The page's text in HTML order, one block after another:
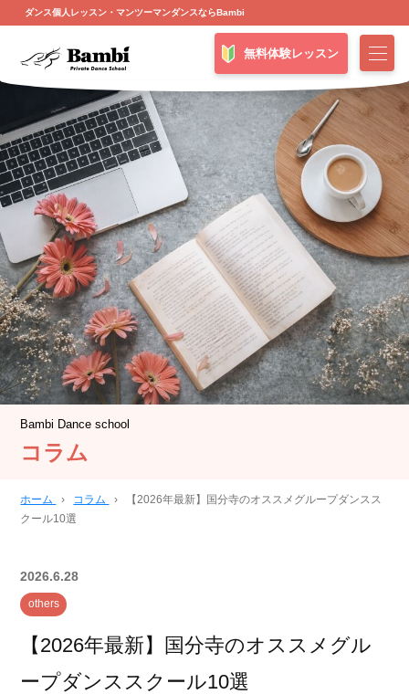
ダンス個人レッスン・マンツーマンダンスならBambi
無料体験レッスン
Bambi Dance school
コラム
ホーム › コラム ›
【2026年最新】国分寺のオススメグループダンスス
クール10選
2026.6.28
others
【2026年最新】国分寺のオススメグル
ープダンススクール10選